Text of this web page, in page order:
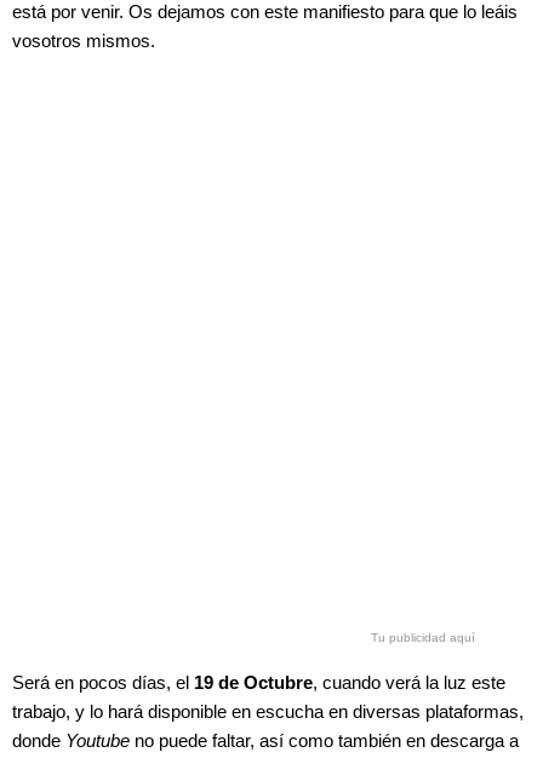
está por venir. Os dejamos con este manifiesto para que lo leáis
vosotros mismos.
Tu publicidad aquí
Será en pocos días, el 19 de Octubre, cuando verá la luz este
trabajo, y lo hará disponible en escucha en diversas plataformas,
donde Youtube no puede faltar, así como también en descarga a